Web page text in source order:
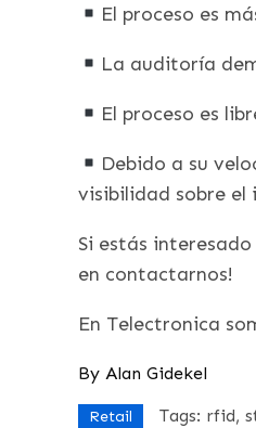
El proceso es
La auditoría
El proceso es
Debido a su
visibilidad sobre el
Si estás
en contactarnos!
En Telectronica
By Alan Gidekel
Retail Tags: rfid